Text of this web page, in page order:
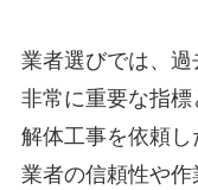
業者選びでは、
非常に重要な指
解体工事を依頼
業者の信頼性や